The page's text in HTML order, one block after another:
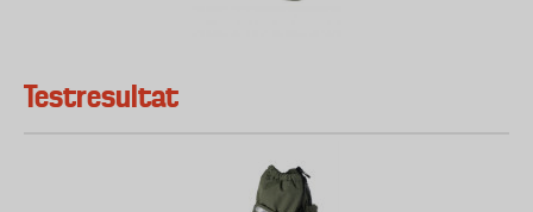
Testresultat